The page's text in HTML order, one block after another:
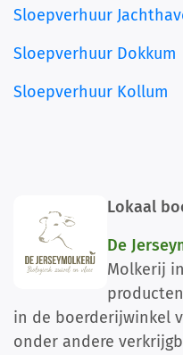
Sloepverhuur
Sloepverhuur Dokkum
Sloepverhuur Kollum
Lokaal
De
Molkerij
in de boerderijwinkel
onder andere